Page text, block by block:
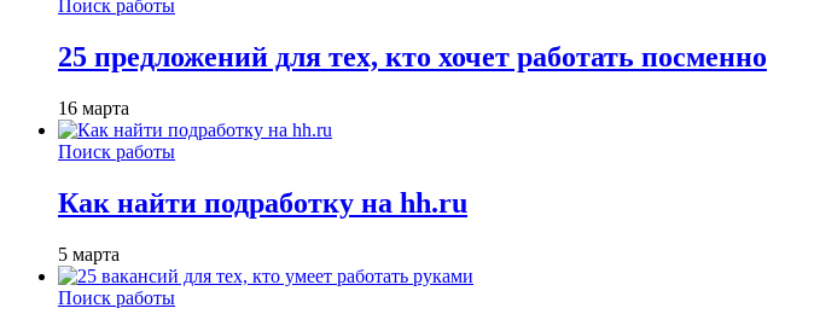
Поиск работы
25 предложений для тех, кто хочет работать посменно
16 марта
Поиск работы
Как найти подработку на hh.ru
5 марта
Поиск работы